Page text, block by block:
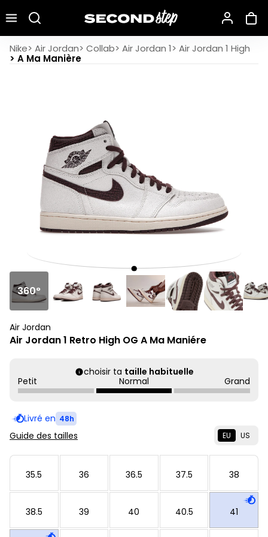
Nike> Air Jordan> Collab> Air Jordan 1> Air Jordan 1 High
> A Ma Manière
Air Jordan 1 Retro High OG A Ma Maniére
360°
Air Jordan
Air Jordan 1 Retro High OG A Ma Maniére
choisir ta taille habituelle
Petit
Normal Grand
Livré en 48h
Guide des tailles EU US
35.5 36 36.5 37.5 38
38.5 39 40 40.5 41